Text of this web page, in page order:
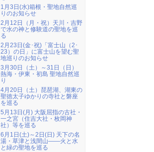
1月3日(水)箱根・聖地自然巡
りのお知らせ
2月12日（月・祝）天川・吉野
で水の神と修験道の聖地を巡
る
2月23日(金･祝)「富士山（2･
23）の日」に富士山を望む聖
地巡りのお知らせ
3月30日（土）～31日（日）
熱海・伊東・初島 聖地自然巡
り
4月20日（土）琵琶湖、湖東の
聖徳太子ゆかりの寺社と磐座
を巡る
5月13日(月) 大阪屈指の古社・
一之宮（住吉大社・枚岡神
社）等を巡る
6月1日(土)～2日(日) 天下の名
湯・草津と浅間山――火と水
と緑の聖地を巡る